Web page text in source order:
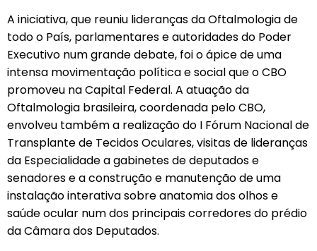
A iniciativa, que reuniu lideranças da Oftalmologia de
todo o País, parlamentares e autoridades do Poder
Executivo num grande debate, foi o ápice de uma
intensa movimentação política e social que o CBO
promoveu na Capital Federal. A atuação da
Oftalmologia brasileira, coordenada pelo CBO,
envolveu também a realização do I Fórum Nacional de
Transplante de Tecidos Oculares, visitas de lideranças
da Especialidade a gabinetes de deputados e
senadores e a construção e manutenção de uma
instalação interativa sobre anatomia dos olhos e
saúde ocular num dos principais corredores do prédio
da Câmara dos Deputados.